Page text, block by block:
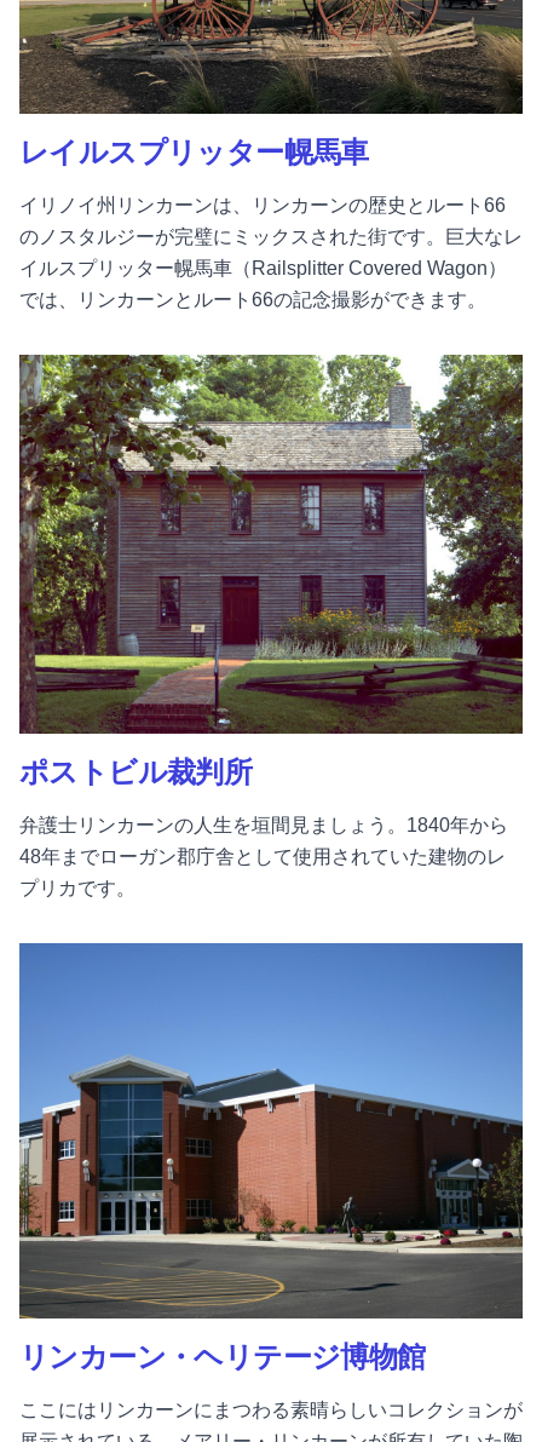
レイルスプリッター幌馬車
イリノイ州リンカーンは、リンカーンの歴史とルート66
のノスタルジーが完璧にミックスされた街です。巨大なレ
イルスプリッター幌馬車（Railsplitter Covered Wagon）
では、リンカーンとルート66の記念撮影ができます。
ポストビル裁判所
弁護士リンカーンの人生を垣間見ましょう。1840年から
48年までローガン郡庁舎として使用されていた建物のレ
プリカです。
リンカーン・ヘリテージ博物館
ここにはリンカーンにまつわる素晴らしいコレクションが